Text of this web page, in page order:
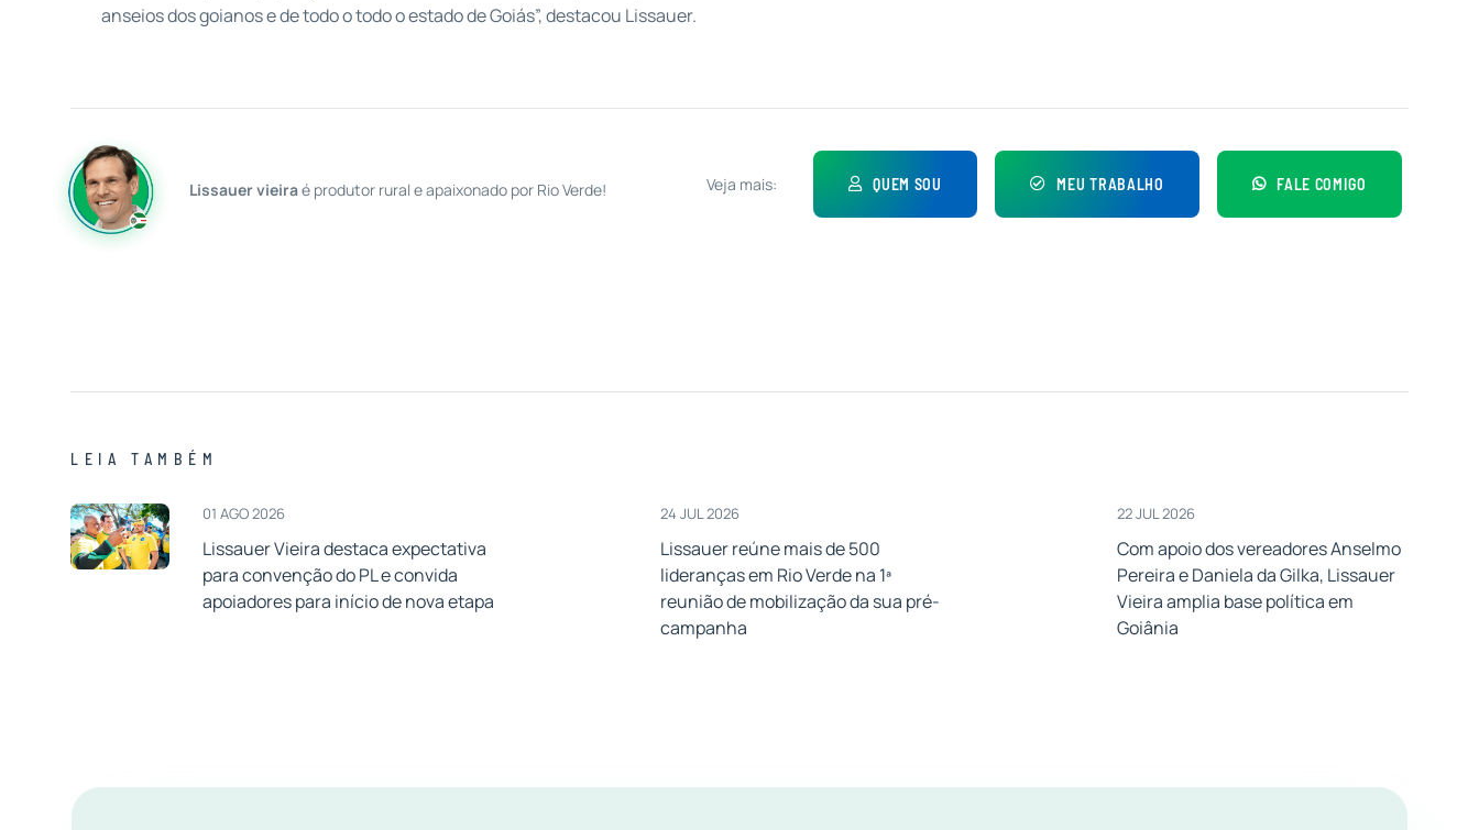
anseios dos goianos e de todo o todo o estado de Goiás”, destacou Lissauer.
Lissauer vieiraé produtor rural e apaixonado por Rio Verde! Veja mais: QUEM SOU MEU TRABALHO FALE COMIGO
LEIA TAMBÉM
01 AGO 2026
Lissauer Vieira destaca expectativa
para convenção do PL e convida
apoiadores para início de nova etapa
24 JUL 2026
Lissauer reúne mais de 500
lideranças em Rio Verde na 1ª
reunião de mobilização da sua pré-
campanha
22 JUL 2026
Com apoio dos vereadores Anselmo
Pereira e Daniela da Gilka, Lissauer
Vieira amplia base política em
Goiânia